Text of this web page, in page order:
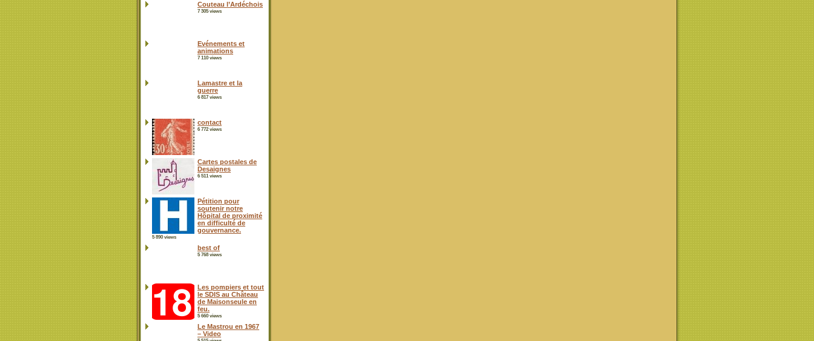
Couteau l’Ardéchois
7 305 views
Evénements et
animations
7 110 views
Lamastre et la
guerre
6 817 views
contact
6 772 views
Cartes postales de
Desaignes
6 511 views
Pétition pour
soutenir notre
Hôpital de proximité
en difficulté de
gouvernance.
5 890 views
best of
5 768 views
Les pompiers et tout
le SDIS au Château
de Maisonseule en
feu.
5 660 views
Le Mastrou en 1967
– Video